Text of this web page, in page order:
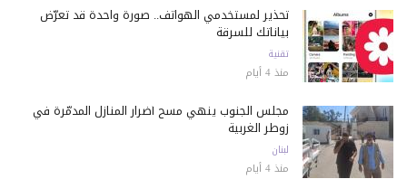
تحذير لمستخدمي الهواتف.. صورة واحدة قد تعرّض
بياناتك للسرقة
تقنية
منذ 4 أيام
مجلس الجنوب ينهي مسح أضرار المنازل المدمّرة في
زوطر الغربية
لبنان
منذ 4 أيام